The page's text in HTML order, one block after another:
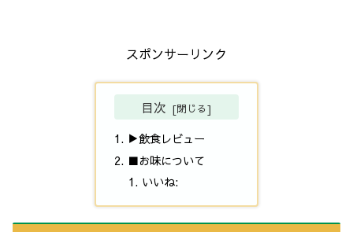
スポンサーリンク
目次
▶飲食レビュー
■お味について
いいね: